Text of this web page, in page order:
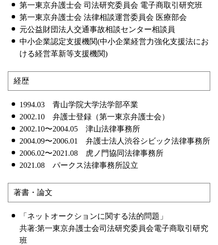
第一東京弁護士会 司法研究委員会 電子商取引研究班
第一東京弁護士会 法律相談運営委員会 医療部会
元公益財団法人交通事故相談センター相談員
中小企業認定支援機関(中小企業経営力強化支援法にお
ける経営革新等支援機関)
経歴
1994.03 青山学院大学法学部卒業
2002.10 弁護士登録（第一東京弁護士会）
2002.10〜2004.05 津山法律事務所
2004.09〜2006.01 弁護士法人渋谷シビック法律事務所
2006.02〜2021.08 虎ノ門協同法律事務所
2021.08 パークス法律事務所設立
著書・論文
「ネットオークションに関する法的問題」
共著:第一東京弁護士会司法研究委員会電子商取引研究
班